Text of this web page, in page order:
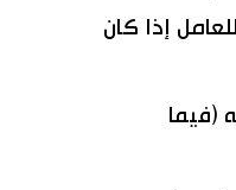
إذا كان
(فيما